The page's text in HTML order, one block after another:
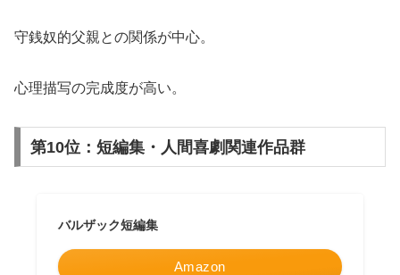
守銭奴的父親との関係が中心。
心理描写の完成度が高い。
第10位：短編集・人間喜劇関連作品群
バルザック短編集
Amazon